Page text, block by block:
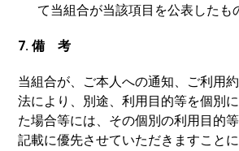
て当組合が当該項目を公表したも
7. 備 考
当組合が、ご本人への通知、ご利用
法により、別途、利用目的等を個別
た場合等には、その個別の利用目的
記載に優先させていただきますこと